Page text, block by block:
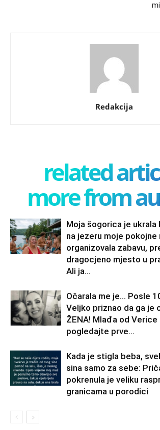
Redakcija
related
more from
Moja šogorica je ukrala
na jezeru moje pokojne
organizovala zabavu,
dragocjeno mjesto u
Ali ja...
Očarala me je… Posle
Veljko priznao da ga je
ŽENA! Mlađa od Verice
pogledajte prve...
Kada je stigla beba,
sina samo za sebe:
pokrenula je veliku
granicama u porodici